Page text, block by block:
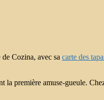
Cozina, avec sa carte des
première amuse-gueule.